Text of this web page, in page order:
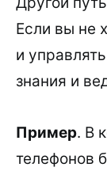
Если вы не
и
знания и
Пример. В
телефонов